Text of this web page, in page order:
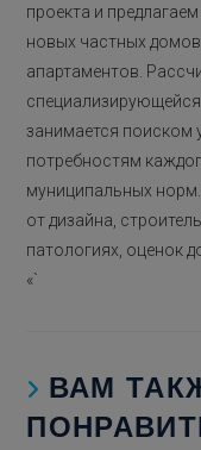
проекта и
новых частных домов
апартаментов.
занимается поиском
потребностям
муниципальных
от дизайна,
патологиях, оценок
«`
ВАМ